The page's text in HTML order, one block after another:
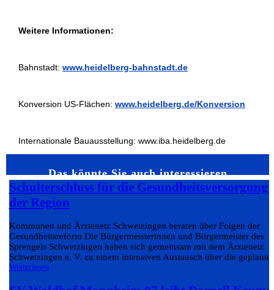
Weitere Informationen:
Bahnstadt: www.heidelberg-bahnstadt.de
Konversion US-Flächen: www.heidelberg.de/Konversion
Internationale Bauausstellung: www.iba.heidelberg.de
Das könnte Sie auch interessieren…
Schulterschluss für die Gesundheitsversorgung
der Region
Kommunen und Ärztenetz Schwetzingen beraten über Folgen der
Gesundheitsreform Die Bürgermeisterinnen und Bürgermeister des
Sprengels Schwetzingen haben sich gemeinsam mit dem Ärztenetz
Schwetzingen e. V. zu einem intensiven Austausch über die
Weiterlesen